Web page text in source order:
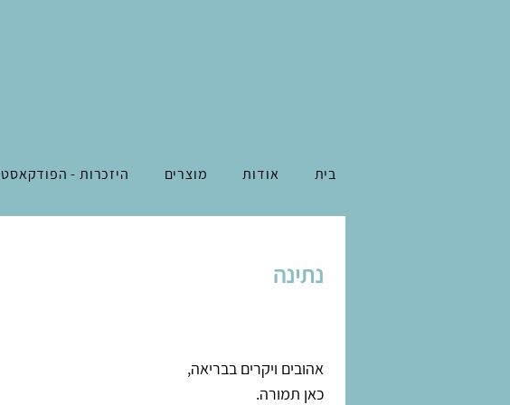
בית אודות מוצרים היזכרות - הפודקאסט
אהובים ויקרים בבריאה,
כאן תמורה.
נתינה